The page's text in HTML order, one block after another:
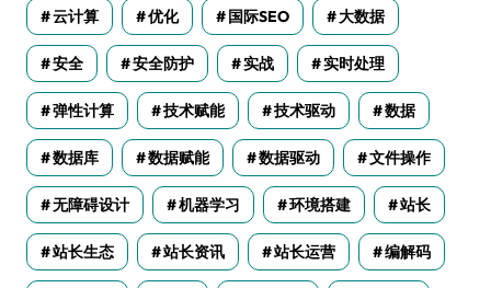
云计算 优化 国际SEO 大数据
安全 安全防护 实战 实时处理
弹性计算 技术赋能 技术驱动 数据
数据库 数据赋能 数据驱动 文件操作
无障碍设计 机器学习 环境搭建 站长
站长生态 站长资讯 站长运营 编解码